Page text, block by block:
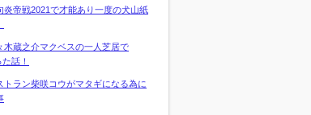
炎帝戦2021で才能あり一度の犬山紙
木蔵之介マクベスの一人芝居で
話！
トラン柴咲コウがマタギになる為に